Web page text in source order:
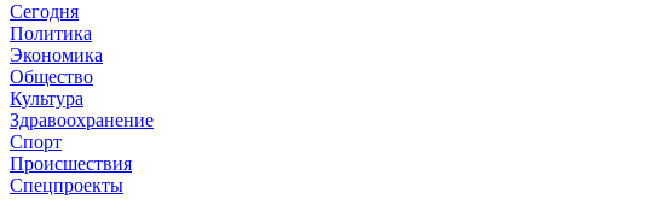
Сегодня
Политика
Экономика
Общество
Культура
Здравоохранение
Спорт
Происшествия
Спецпроекты